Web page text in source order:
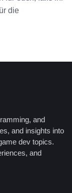
die
and
and insights into
dev topics.
and